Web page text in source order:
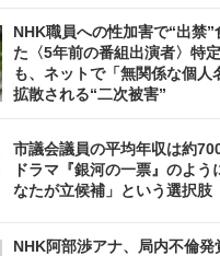
NHK職員への性加害で“出禁”
た〈5年前の番組出演者〉特
も、ネットで「無関係な個人
拡散される“二次被害”
市議会議員の平均年収は約
ドラマ『銀河の一票』のよう
なたが立候補」という選択肢
NHK阿部渉アナ、局内不倫発